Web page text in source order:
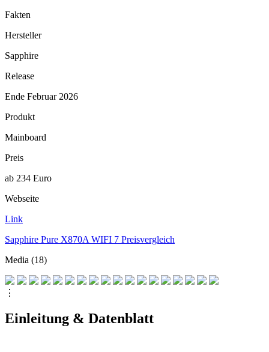
Fakten
Hersteller
Sapphire
Release
Ende Februar 2026
Produkt
Mainboard
Preis
ab 234 Euro
Webseite
Link
Sapphire Pure X870A WIFI 7 Preisvergleich
Media (18)
⋮
Einleitung & Datenblatt